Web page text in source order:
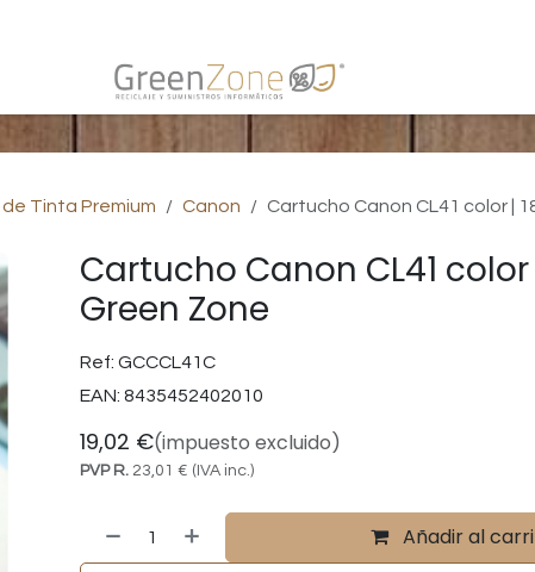
Tinta Premium Canon Cartucho Canon CL41 color |
Cartucho Canon CL41 color
Green Zone
Ref: GCCCL41C
EAN: 8435452402010
19,02 €(impuesto excluido)
PVP R. 23,01 € (IVA inc.)
Añadir al